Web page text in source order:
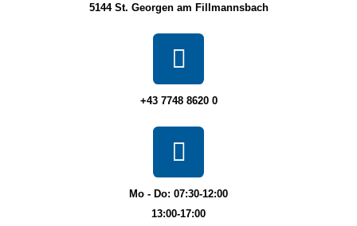
5144 St. Georgen am Fillmannsbach
+43 7748 8620 0
Mo - Do: 07:30-12:00
13:00-17:00